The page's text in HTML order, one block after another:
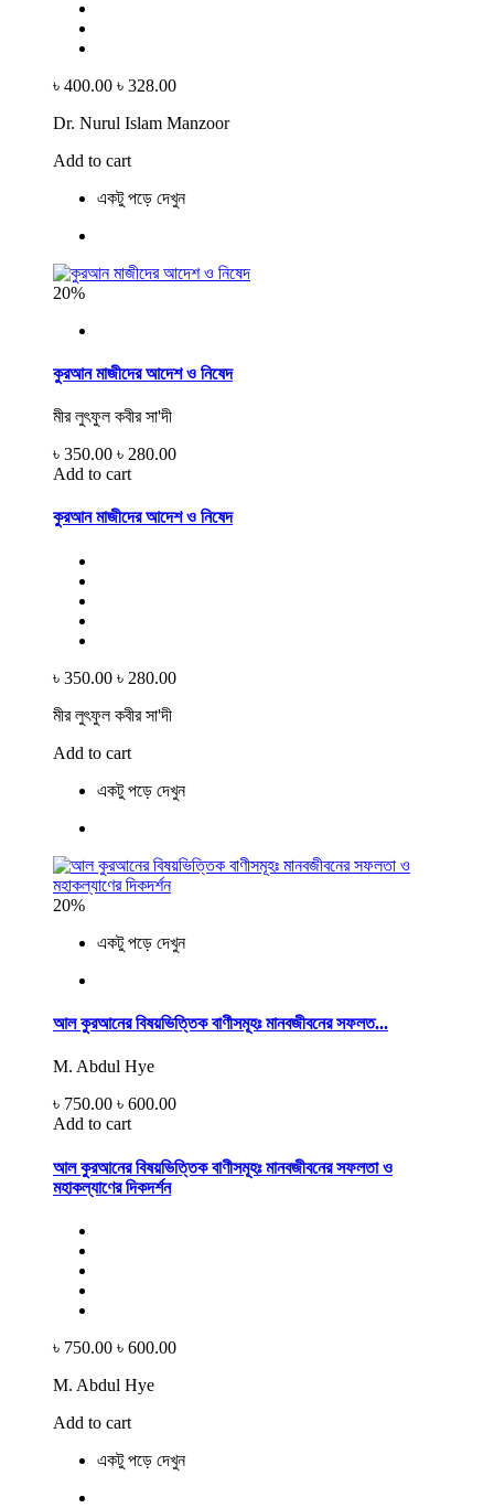
৳ 400.00 ৳ 328.00
Dr. Nurul Islam Manzoor
Add to cart
একটু পড়ে দেখুন
20%
কুরআন মাজীদের আদেশ ও নিষেদ
মীর লুৎফুল কবীর সা'দী
৳ 350.00 ৳ 280.00
Add to cart
কুরআন মাজীদের আদেশ ও নিষেদ
৳ 350.00 ৳ 280.00
মীর লুৎফুল কবীর সা'দী
Add to cart
একটু পড়ে দেখুন
20%
একটু পড়ে দেখুন
আল কুরআনের বিষয়ভিত্তিক বাণীসমূহঃ মানবজীবনের সফলত...
M. Abdul Hye
৳ 750.00 ৳ 600.00
Add to cart
আল কুরআনের বিষয়ভিত্তিক বাণীসমূহঃ মানবজীবনের সফলতা ও
মহাকল্যাণের দিকদর্শন
৳ 750.00 ৳ 600.00
M. Abdul Hye
Add to cart
একটু পড়ে দেখুন